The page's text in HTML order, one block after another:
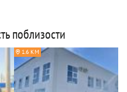
поблизости
1.6 КМ